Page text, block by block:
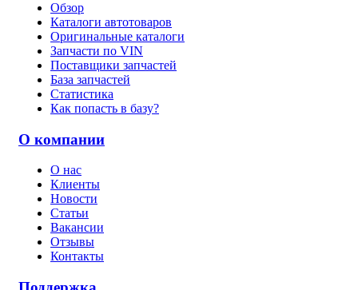
Обзор
Каталоги автотоваров
Оригинальные каталоги
Запчасти по VIN
Поставщики запчастей
База запчастей
Статистика
Как попасть в базу?
О компании
О нас
Клиенты
Новости
Статьи
Вакансии
Отзывы
Контакты